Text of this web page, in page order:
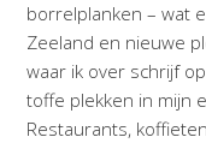
borrelplanken – wat
Zeeland en nieuwe
waar ik over schrijf
toffe plekken in mijn
Restaurants,